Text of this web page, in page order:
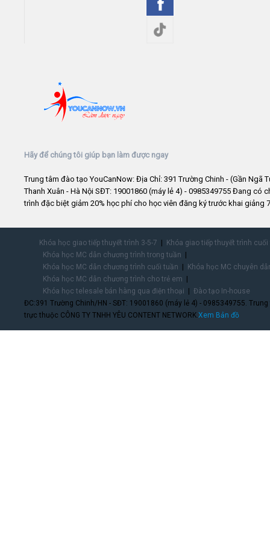
Hãy để chúng tôi giúp bạn làm được ngay
Trung tâm đào tạo YouCanNow: Địa Chỉ: 391 Trường Chinh - (Gần Ngã
Thanh Xuân - Hà Nội SĐT: 19001860 (máy lẻ 4) - 0985349755 Đang có
trình đặc biệt giảm 20% học phí cho học viên đăng ký trước khai giảng
Khóa học giao tiếp thuyết trình 3-5-7
Khóa giao tiếp thuyết trình
Khóa học MC dẫn chương trình trong tuần
Khóa học MC dẫn chương trình cuối tuần
Khóa học MC chuyên
Khóa học MC dẫn chương trình cho trẻ em
Khóa học telesale bán hàng qua điện thoại
Đào tạo In-house
ĐC:391 Trường Chinh/HN - SĐT: 19001860 (máy lẻ 4) - 0985349755.
trực thuộc CÔNG TY TNHH YÊU CONTENT NETWORK.Xem Bản đồ